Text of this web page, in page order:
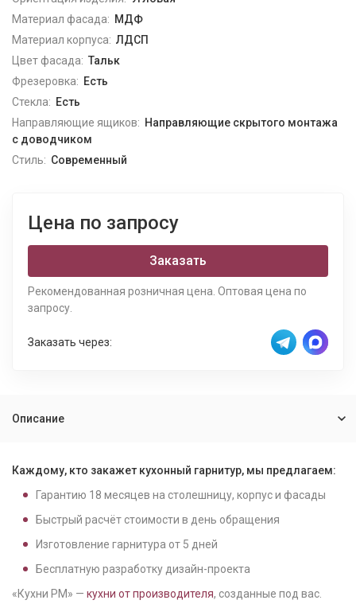
Материал фасада: МДФ
Материал корпуса: ЛДСП
Цвет фасада: Тальк
Фрезеровка: Есть
Стекла: Есть
Направляющие ящиков: Направляющие скрытого монтажа
с доводчиком
Стиль: Современный
Цена по запросу
Заказать
Рекомендованная розничная цена. Оптовая цена по
запросу.
Заказать через:
Описание
Каждому, кто закажет кухонный гарнитур, мы предлагаем:
Гарантию 18 месяцев на столешницу, корпус и фасады
Быстрый расчёт стоимости в день обращения
Изготовление гарнитура от 5 дней
Бесплатную разработку дизайн-проекта
«Кухни РМ» — кухни от производителя, созданные под вас.